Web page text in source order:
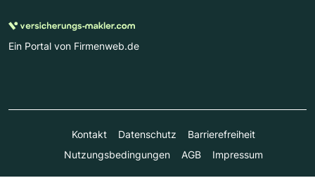
Ein Portal von Firmenweb.de
Kontakt Datenschutz
Barrierefreiheit
Nutzungsbedingungen
AGB Impressum